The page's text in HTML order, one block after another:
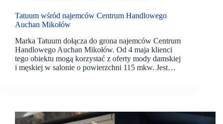
Tatuum wśród najemców Centrum Handlowego
Auchan Mikołów
Marka Tatuum dołącza do grona najemców Centrum
Handlowego Auchan Mikołów. Od 4 maja klienci
tego obiektu mogą korzystać z oferty mody damskiej
i męskiej w salonie o powierzchni 115 mkw. Jest…